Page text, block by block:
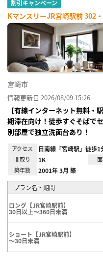
割引キャンペーン
KマンスリーJR宮崎駅前 302
宮崎市
情報更新日 2026/08/09 15:26
【有線インターネット無料・
期滞在向け！徒歩すぐそばで
別部屋で独立洗面台あり！
アクセス 日南線「宮崎駅」徒歩1
間取り 1K
築年数 2001年 3月 築
プラン名・期間
ロング【JR宮崎駅前】
30日以上～360日未満
ショート【JR宮崎駅前】
～30日未満